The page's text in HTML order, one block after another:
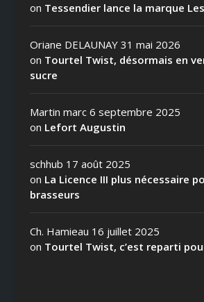
on Tessendier lance la marque
Oriane DELAUNAY 31 mai 2026
on Tourtel Twist, désormais en
sucre
Martin marc 6 septembre 2025
on Lefort Augustin
schhub 17 août 2025
on La Licence III plus nécessaire
brasseurs
Ch. Hamieau 16 juillet 2025
on Tourtel Twist, c’est reparti